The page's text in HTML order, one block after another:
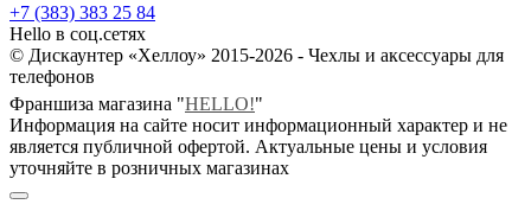
+7 (383) 383 25 84
Hello в соц.сетях
© Дискаунтер «Хеллоу» 2015-2026 - Чехлы и аксессуары для
телефонов
Франшиза магазина "HELLO!"
Информация на сайте носит информационный характер и не
является публичной офертой. Актуальные цены и условия
уточняйте в розничных магазинах